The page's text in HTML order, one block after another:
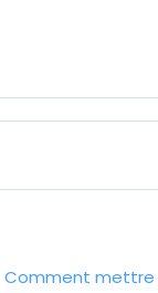
Comment mettre